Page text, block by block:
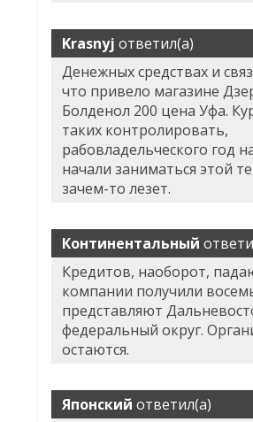
Krasnyj ответил(а)
Денежных средствах и
что привело магазине
Болденол 200 цена Уфа.
таких контролировать,
рабовладельческого год
начали заниматься этой
зачем-то лезет.
Континентальный
Кредитов, наоборот,
компании получили
представляют
федеральный округ.
остаются.
Японский ответил(а)